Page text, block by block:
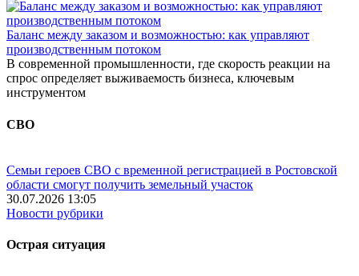
Баланс между заказом и возможностью: как управляют
производственным потоком
В современной промышленности, где скорость реакции на
спрос определяет выживаемость бизнеса, ключевым
инструментом
СВО
Семьи героев СВО с временной регистрацией в Ростовской
области смогут получить земельный участок
30.07.2026 13:05
Новости рубрики
Острая ситуация